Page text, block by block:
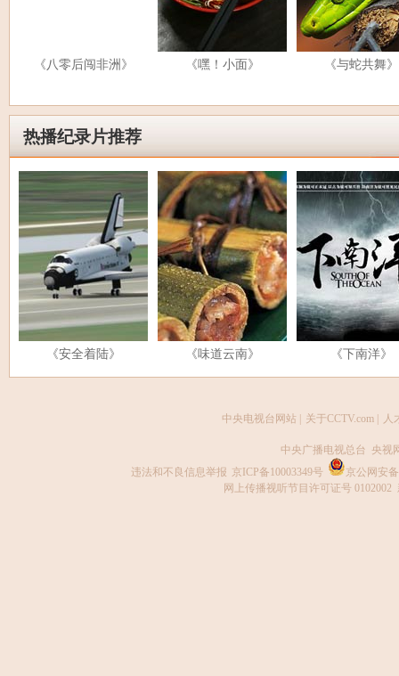
《八零后闯非洲》 《嘿！小面》 《与蛇共舞》
热播纪录片推荐
《安全着陆》 《味道云南》 《下南洋》
中央电视台网站 关于CCTV.com 人
中央广播电视总台 央视
违法和不良信息举报 京ICP备10003349号
京公网安
网上传播视听节目许可证号 0102002